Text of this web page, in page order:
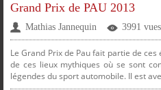
PLUS
FACEBOOKTWITTERGOOGLEPINTEREST
Grand Prix de PAU 2013
Mathias Jannequin 3991 vues
Le Grand Prix de Pau fait partie de ces
de ces lieux mythiques où se sont
légendes du sport automobile. Il est